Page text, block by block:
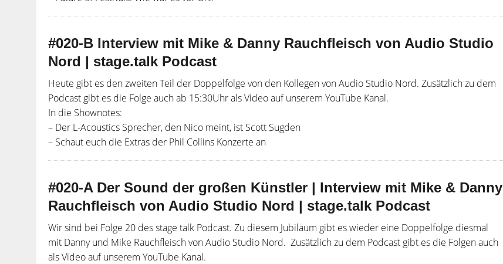
#020-B Interview mit Mike & Danny Rauchfleisch von Audio Studio
Nord | stage.talk Podcast
Heute gibt es den zweiten Teil der Doppelfolge von den Kollegen von Audio Studio Nord. Zusätzlich zu dem
Podcast gibt es die Folge auch ab 15:30Uhr als Video auf unserem YouTube Kanal.
In die Shownotes:
– Der L-Acoustics Sprecher, den Nico meint, ist Scott Sugden
– Schaut euch die Extras der Phil Collins Konzerte an
#020-A Der Sound der großen Künstler | Interview mit Mike & Danny
Rauchfleisch von Audio Studio Nord | stage.talk Podcast
Wir sind bei Folge 20 des stage talk Podcast. Zu diesem Jubiläum gibt es wieder eine Doppelfolge diesmal
mit Danny und Mike Rauchfleisch von Audio Studio Nord. Zusätzlich zu dem Podcast gibt es die Folgen auch
als Video auf unserem YouTube Kanal.